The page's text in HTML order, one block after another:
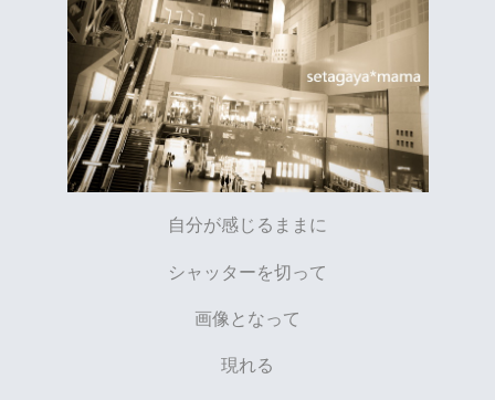
自分が感じるままに
シャッターを切って
画像となって
現れる